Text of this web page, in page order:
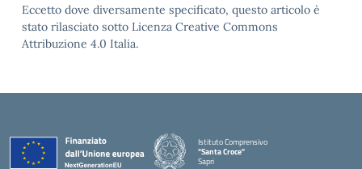
Eccetto dove diversamente specificato, questo articolo è
stato rilasciato sotto Licenza Creative Commons
Attribuzione 4.0 Italia.
Istituto Comprensivo
"Santa Croce"
Sapri